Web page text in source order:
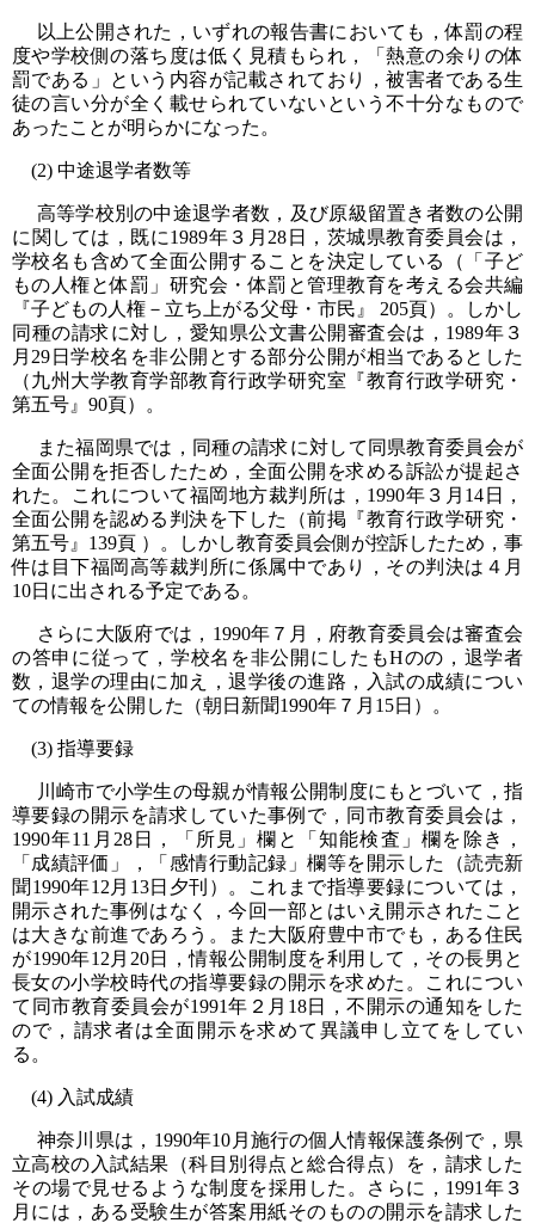
以上公開された，いずれの報告書においても，体罰の程
度や学校側の落ち度は低く見積もられ，「熱意の余りの体
罰である」という内容が記載されており，被害者である生
徒の言い分が全く載せられていないという不十分なもので
あったことが明らかになった。
(2) 中途退学者数等
高等学校別の中途退学者数，及び原級留置き者数の公開
に関しては，既に1989年３月28日，茨城県教育委員会は，
学校名も含めて全面公開することを決定している（「子ど
もの人権と体罰」研究会・体罰と管理教育を考える会共編
『子どもの人権－立ち上がる父母・市民』 205頁）。しかし
同種の請求に対し，愛知県公文書公開審査会は，1989年３
月29日学校名を非公開とする部分公開が相当であるとした
（九州大学教育学部教育行政学研究室『教育行政学研究・
第五号』90頁）。
また福岡県では，同種の請求に対して同県教育委員会が
全面公開を拒否したため，全面公開を求める訴訟が提起さ
れた。これについて福岡地方裁判所は，1990年３月14日，
全面公開を認める判決を下した（前掲『教育行政学研究・
第五号』139頁 ）。しかし教育委員会側が控訴したため，事
件は目下福岡高等裁判所に係属中であり，その判決は４月
10日に出される予定である。
さらに大阪府では，1990年７月，府教育委員会は審査会
の答申に従って，学校名を非公開にしたもHのの，退学者
数，退学の理由に加え，退学後の進路，入試の成績につい
ての情報を公開した（朝日新聞1990年７月15日）。
(3) 指導要録
川崎市で小学生の母親が情報公開制度にもとづいて，指
導要録の開示を請求していた事例で，同市教育委員会は，
1990年11月28日，「所見」欄と「知能検査」欄を除き，
「成績評価」，「感情行動記録」欄等を開示した（読売新
聞1990年12月13日夕刊）。これまで指導要録については，
開示された事例はなく，今回一部とはいえ開示されたこと
は大きな前進であろう。また大阪府豊中市でも，ある住民
が1990年12月20日，情報公開制度を利用して，その長男と
長女の小学校時代の指導要録の開示を求めた。これについ
て同市教育委員会が1991年２月18日，不開示の通知をした
ので，請求者は全面開示を求めて異議申し立てをしてい
る。
(4) 入試成績
神奈川県は，1990年10月施行の個人情報保護条例で，県
立高校の入試結果（科目別得点と総合得点）を，請求した
その場で見せるような制度を採用した。さらに，1991年３
月には，ある受験生が答案用紙そのものの開示を請求した